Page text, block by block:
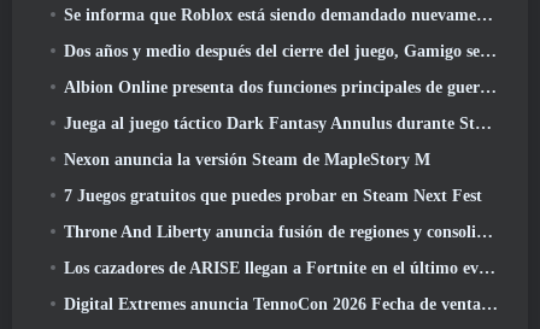
Se informa que Roblox está siendo demandado nuevamente por “prácticas que ponen en peligro y explotan a los niños”
Dos años y medio después del cierre del juego, Gamigo se burla del regreso del MMO medieval Glory Victis
Albion Online presenta dos funciones principales de guerra de facciones en la actualización Realm Divided Part II
Juega al juego táctico Dark Fantasy Annulus durante Steam Next Fest
Nexon anuncia la versión Steam de MapleStory M
7 Juegos gratuitos que puedes probar en Steam Next Fest
Throne And Liberty anuncia fusión de regiones y consolidación de servidores
Los cazadores de ARISE llegan a Fortnite en el último evento de colaboración
Digital Extremes anuncia TennoCon 2026 Fecha de venta de entradas